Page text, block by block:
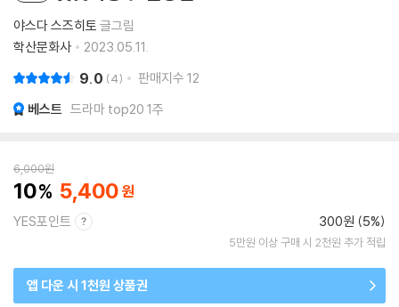
야스다 스즈히토 글그림
학산문화사
2023.05.11.
9.0 4 판매지수 12
베스트 드라마 top20 1주
6,000원
10 5,400
YES포인트 300원 (5%)
5만원 이상 구매 시 2천원 추가 적립
앱 다운 시 1천원 상품권